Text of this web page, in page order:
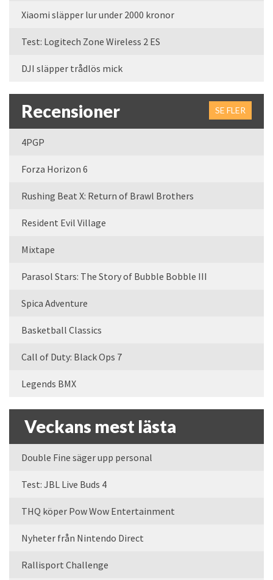
Xiaomi släpper lur under 2000 kronor
Test: Logitech Zone Wireless 2 ES
DJI släpper trådlös mick
Recensioner SE FLER
4PGP
Forza Horizon 6
Rushing Beat X: Return of Brawl Brothers
Resident Evil Village
Mixtape
Parasol Stars: The Story of Bubble Bobble III
Spica Adventure
Basketball Classics
Call of Duty: Black Ops 7
Legends BMX
Veckans mest lästa
Double Fine säger upp personal
Test: JBL Live Buds 4
THQ köper Pow Wow Entertainment
Nyheter från Nintendo Direct
Rallisport Challenge